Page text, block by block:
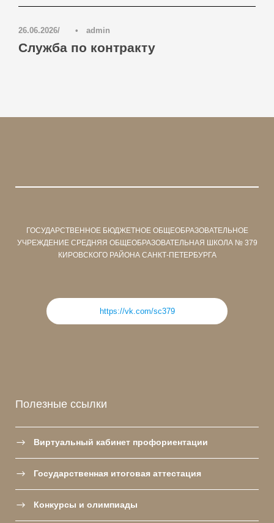
26.06.2026 • admin
Служба по контракту
ГОСУДАРСТВЕННОЕ БЮДЖЕТНОЕ ОБЩЕОБРАЗОВАТЕЛЬНОЕ
УЧРЕЖДЕНИЕ СРЕДНЯЯ ОБЩЕОБРАЗОВАТЕЛЬНАЯ ШКОЛА № 379
КИРОВСКОГО РАЙОНА САНКТ-ПЕТЕРБУРГА
https://vk.com/sc379
Полезные ссылки
Виртуальный кабинет профориентации
Государственная итоговая аттестация
Конкурсы и олимпиады